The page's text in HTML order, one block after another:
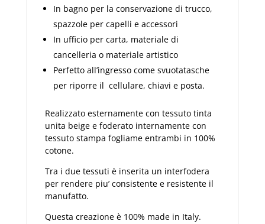
In bagno per la conservazione di trucco,
spazzole per capelli e accessori
In ufficio per carta, materiale di
cancelleria o materiale artistico
Perfetto all’ingresso come svuotatasche
per riporre il cellulare, chiavi e posta.
Realizzato esternamente con tessuto tinta
unita beige e foderato internamente con
tessuto stampa fogliame entrambi in 100%
cotone.
Tra i due tessuti è inserita un interfodera
per rendere piu’ consistente e resistente il
manufatto.
Questa creazione è 100% made in Italy.